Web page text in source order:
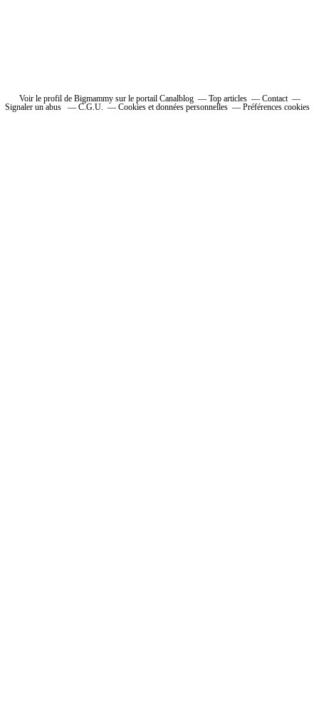
Voir le profil de Bigmammy sur le portail Canalblog Top articles
Contact
Signaler un abus
C.G.U. Cookies et données personnelles Préférences cookies